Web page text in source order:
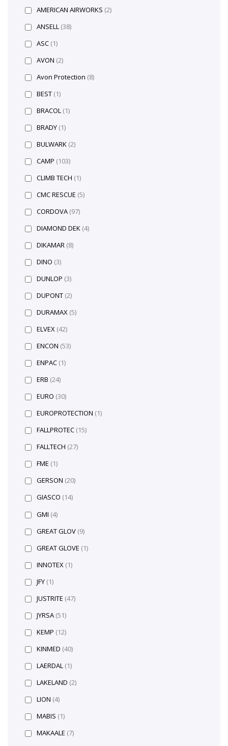
AMERICAN AIRWORKS (2)
ANSELL (38)
ASC (1)
AVON (2)
Avon Protection (8)
BEST (1)
BRACOL (1)
BRADY (1)
BULWARK (2)
CAMP (103)
CLIMB TECH (1)
CMC RESCUE (5)
CORDOVA (97)
DIAMOND DEK (4)
DIKAMAR (8)
DINO (3)
DUNLOP (3)
DUPONT (2)
DURAMAX (5)
ELVEX (42)
ENCON (53)
ENPAC (1)
ERB (24)
EURO (30)
EUROPROTECTION (1)
FALLPROTEC (15)
FALLTECH (27)
FME (1)
GERSON (20)
GIASCO (14)
GMI (4)
GREAT GLOV (9)
GREAT GLOVE (1)
INNOTEX (1)
JFY (1)
JUSTRITE (47)
JYRSA (51)
KEMP (12)
KINMED (40)
LAERDAL (1)
LAKELAND (2)
LION (4)
MABIS (1)
MAKAALE (7)